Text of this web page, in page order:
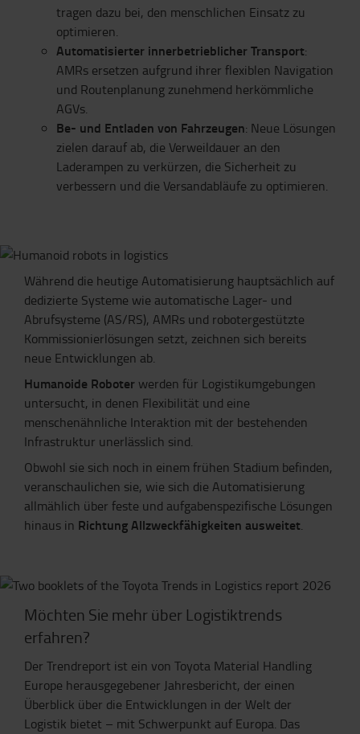
tragen dazu bei, den menschlichen Einsatz zu
optimieren.
Automatisierter innerbetrieblicher Transport:
AMRs ersetzen aufgrund ihrer flexiblen Navigation
und Routenplanung zunehmend herkömmliche
AGVs.
Be- und Entladen von Fahrzeugen: Neue Lösungen
zielen darauf ab, die Verweildauer an den
Laderampen zu verkürzen, die Sicherheit zu
verbessern und die Versandabläufe zu optimieren.
Während die heutige Automatisierung hauptsächlich auf
dedizierte Systeme wie automatische Lager- und
Abrufsysteme (AS/RS), AMRs und robotergestützte
Kommissionierlösungen setzt, zeichnen sich bereits
neue Entwicklungen ab.
Humanoide Roboter werden für Logistikumgebungen
untersucht, in denen Flexibilität und eine
menschenähnliche Interaktion mit der bestehenden
Infrastruktur unerlässlich sind.
Obwohl sie sich noch in einem frühen Stadium befinden,
veranschaulichen sie, wie sich die Automatisierung
allmählich über feste und aufgabenspezifische Lösungen
hinaus in Richtung Allzweckfähigkeiten ausweitet.
Möchten Sie mehr über Logistiktrends
erfahren?
Der Trendreport ist ein von Toyota Material Handling
Europe herausgegebener Jahresbericht, der einen
Überblick über die Entwicklungen in der Welt der
Logistik bietet – mit Schwerpunkt auf Europa. Das